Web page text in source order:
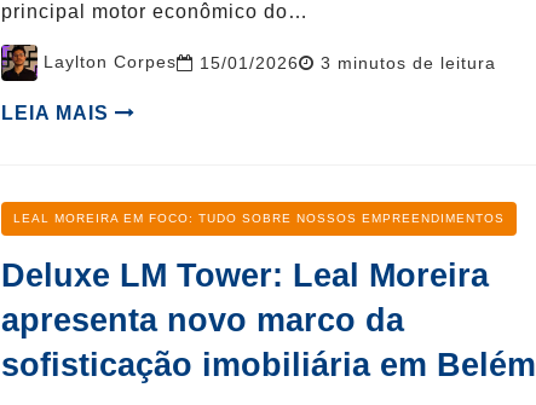
principal motor econômico do…
Post
author
Laylton Corpes 15/01/2026Reading
3 minutos de leitura
LEIA MAIS
Categoria
LEAL MOREIRA EM FOCO: TUDO SOBRE NOSSOS EMPREENDIMENTOS
Deluxe LM Tower: Leal Moreira
apresenta novo marco da
sofisticação imobiliária em Belém